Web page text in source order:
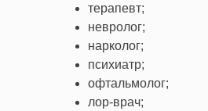
терапевт;
невролог;
нарколог;
психиатр;
офтальмолог;
лор-врач;